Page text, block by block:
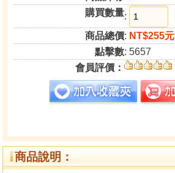
購買數量:
商品總價: NT$255元
點擊數: 5657
會員評價：
商品說明：